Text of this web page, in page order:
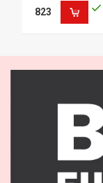
IVECO 1902138
IVECO 1930010
823